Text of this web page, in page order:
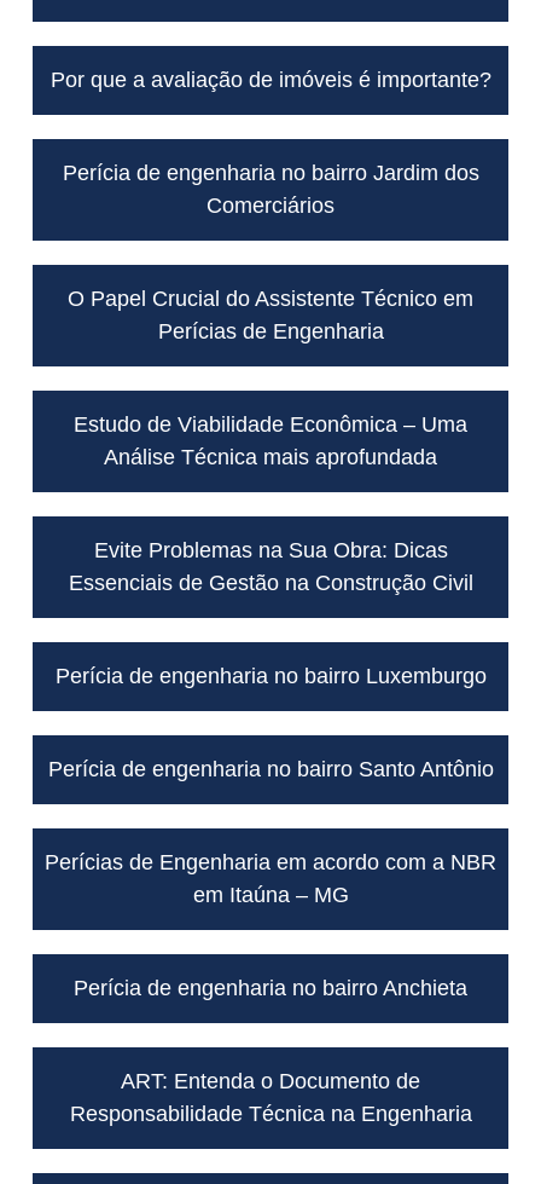
Por que a avaliação de imóveis é importante?
Perícia de engenharia no bairro Jardim dos
Comerciários
O Papel Crucial do Assistente Técnico em
Perícias de Engenharia
Estudo de Viabilidade Econômica – Uma
Análise Técnica mais aprofundada
Evite Problemas na Sua Obra: Dicas
Essenciais de Gestão na Construção Civil
Perícia de engenharia no bairro Luxemburgo
Perícia de engenharia no bairro Santo Antônio
Perícias de Engenharia em acordo com a NBR
em Itaúna – MG
Perícia de engenharia no bairro Anchieta
ART: Entenda o Documento de
Responsabilidade Técnica na Engenharia